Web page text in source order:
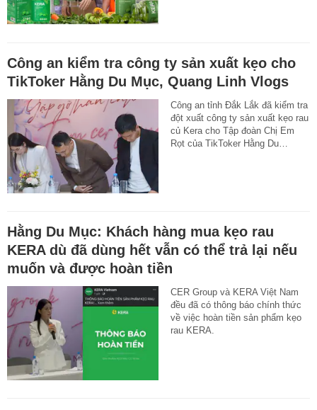
Công an kiểm tra công ty sản xuất kẹo cho
TikToker Hằng Du Mục, Quang Linh Vlogs
Công an tỉnh Đắk Lắk đã kiểm tra
đột xuất công ty sản xuất kẹo rau
củ Kera cho Tập đoàn Chị Em
Rọt của TikToker Hằng Du…
Hằng Du Mục: Khách hàng mua kẹo rau
KERA dù đã dùng hết vẫn có thể trả lại nếu
muốn và được hoàn tiền
CER Group và KERA Việt Nam
đều đã có thông báo chính thức
về việc hoàn tiền sản phẩm kẹo
rau KERA.